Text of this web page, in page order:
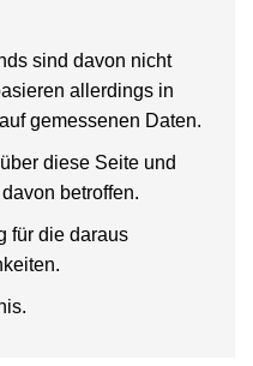
sind davon nicht
allerdings in
gemessenen Daten.
diese Seite und
betroffen.
für die daraus